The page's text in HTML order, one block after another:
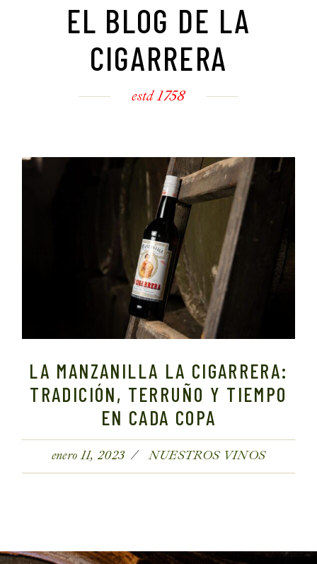
EL BLOG DE LA
CIGARRERA
estd 1758
LA MANZANILLA LA CIGARRERA:
TRADICIÓN, TERRUÑO Y TIEMPO
EN CADA COPA
enero 11, 2023 NUESTROS VINOS